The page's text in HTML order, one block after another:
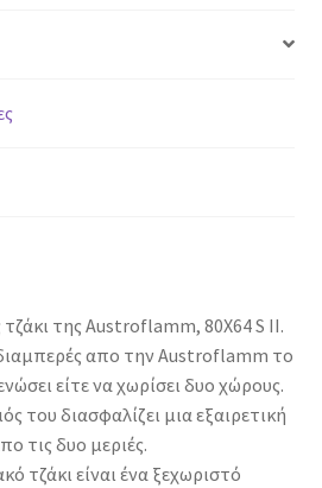
τζάκι της Austroflamm, 80Χ64 S II.
απο την Austroflamm το
είτε να χωρίσει δυο χώρους.
του διασφαλίζει μια εξαιρετική
τις δυο μεριές.
τζάκι είναι ένα ξεχωριστό